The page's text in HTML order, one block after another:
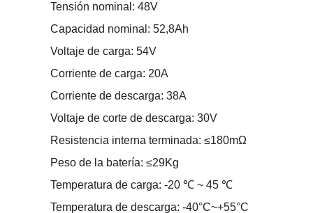
Tensión nominal: 48V
Capacidad nominal: 52,8Ah
Voltaje de carga: 54V
Corriente de carga: 20A
Corriente de descarga: 38A
Voltaje de corte de descarga: 30V
Resistencia interna terminada: ≤180mΩ
Peso de la batería: ≤29Kg
Temperatura de carga: -20 ℃ ~ 45 ℃
Temperatura de descarga: -40°C~+55°C